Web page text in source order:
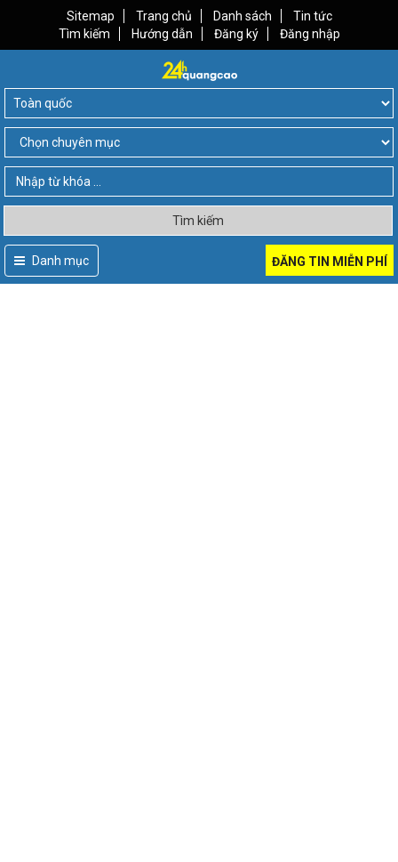
Sitemap Trang chủ Danh sách
Tin tức
Tìm kiếm
Hướng dẫn Đăng ký Đăng nhập
Tìm kiếm
Danh mục ĐĂNG TIN MIỄN PHÍ